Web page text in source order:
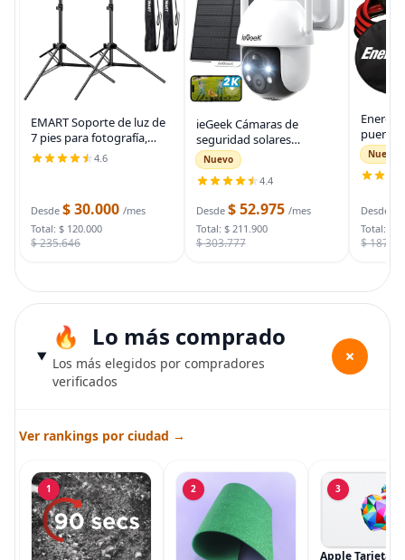
EMART Soporte de luz de
7 pies para fotografía,
soporte de trípode
portátil para fotos y
con funda de
4.6
Desde $ 30.000 /mes
Total: $ 120.000
$ 235.646
ieGeek Cámaras de
seguridad solares
inalámbricas para
exteriores, cámara WiFi 2K
para sistema de
seguridad del hogar,
cámara de vigilancia
Nuevo
4.4
Desde $ 52.975 /mes
Total: $ 211.900
$ 303.777
puente
auto,
para
bolsa
Nuevo
Desde
Total: $
$
Lo más comprado
Los más elegidos por compradores
verificados
+
Ver rankings por ciudad →
1 2 3
Apple Tarjeta